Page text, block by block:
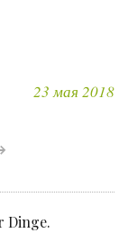
23 мая 2018
Dinge.